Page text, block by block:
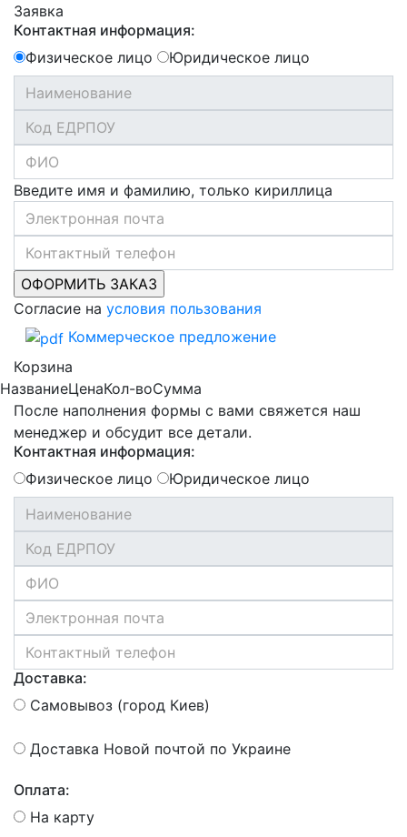
Заявка
Контактная информация:
Физическое лицо
Юридическое лицо
Введите имя и фамилию, только кириллица
Согласие на условия пользования
Коммерческое предложение
Корзина
НазваниеЦенаКол-воСумма
После наполнения формы с вами свяжется наш
менеджер и обсудит все детали.
Контактная информация:
Физическое лицо
Юридическое лицо
Доставка:
Самовывоз (город Киев)
Доставка Новой почтой по Украине
Оплата:
На карту